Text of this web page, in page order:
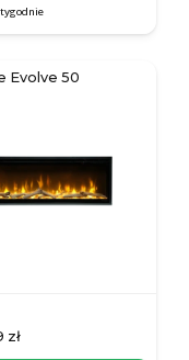
tygodnie
Evolve 50
zł